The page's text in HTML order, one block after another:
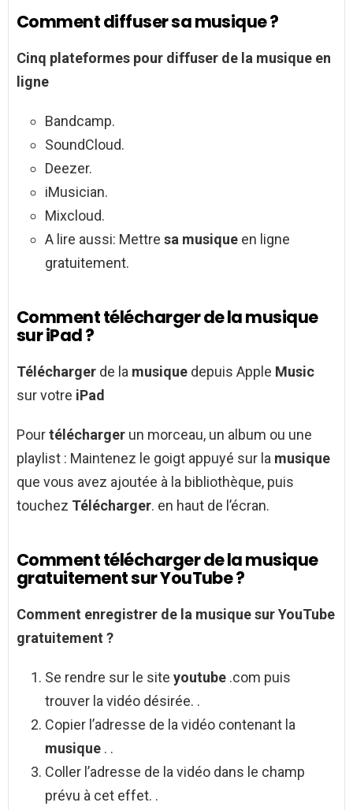
Comment diffuser sa musique ?
Cinq plateformes pour diffuser de la musique en
ligne
Bandcamp.
SoundCloud.
Deezer.
iMusician.
Mixcloud.
A lire aussi: Mettre sa musique en ligne
gratuitement.
Comment télécharger de la musique
sur iPad ?
Télécharger de la musique depuis Apple Music
sur votre iPad
Pourtélécharger un morceau, un album ou une
playlist : Maintenez le goigt appuyé sur la musique
que vous avez ajoutée à la bibliothèque, puis
touchez Télécharger. en haut de l’écran.
Comment télécharger de la musique
gratuitement sur YouTube ?
Comment enregistrer de la musiquesurYouTube
gratuitement ?
Se rendre sur le site youtube .com puis
trouver la vidéo désirée. .
Copier l’adresse de la vidéo contenant la
musique . .
Coller l’adresse de la vidéo dans le champ
prévu à cet effet. .